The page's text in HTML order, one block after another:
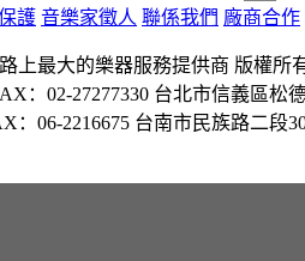
護 音樂家徵人 聯係我們 廠商合作
上最大的樂器服務提供商 版權所
：02-27277330 台北市信義區松
：06-2216675 台南市民族路二